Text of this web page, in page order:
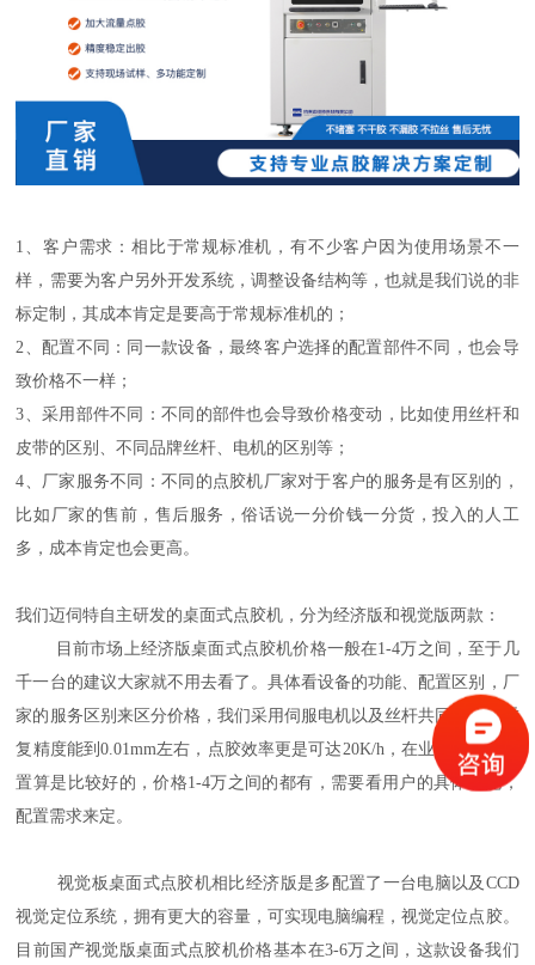
1、客户需求：相比于常规标准机，有不少客户因为使用场景不一
样，需要为客户另外开发系统，调整设备结构等，也就是我们说的非
标定制，其成本肯定是要高于常规标准机的；
2、配置不同：同一款设备，最终客户选择的配置部件不同，也会导
致价格不一样；
3、采用部件不同：不同的部件也会导致价格变动，比如使用丝杆和
皮带的区别、不同品牌丝杆、电机的区别等；
4、厂家服务不同：不同的点胶机厂家对于客户的服务是有区别的，
比如厂家的售前，售后服务，俗话说一分价钱一分货，投入的人工
多，成本肯定也会更高。
我们迈伺特自主研发的桌面式点胶机，分为经济版和视觉版两款：
目前市场上经济版桌面式点胶机价格一般在1-4万之间，至于几
千一台的建议大家就不用去看了。具体看设备的功能、配置区别，厂
家的服务区别来区分价格，我们采用伺服电机以及丝杆共同驱动，重
复精度能到0.01mm左右，点胶效率更是可达20K/h，在业内这样的配
置算是比较好的，价格1-4万之间的都有，需要看用户的具体功能，
配置需求来定。
视觉板桌面式点胶机相比经济版是多配置了一台电脑以及CCD
视觉定位系统，拥有更大的容量，可实现电脑编程，视觉定位点胶。
目前国产视觉版桌面式点胶机价格基本在3-6万之间，这款设备我们